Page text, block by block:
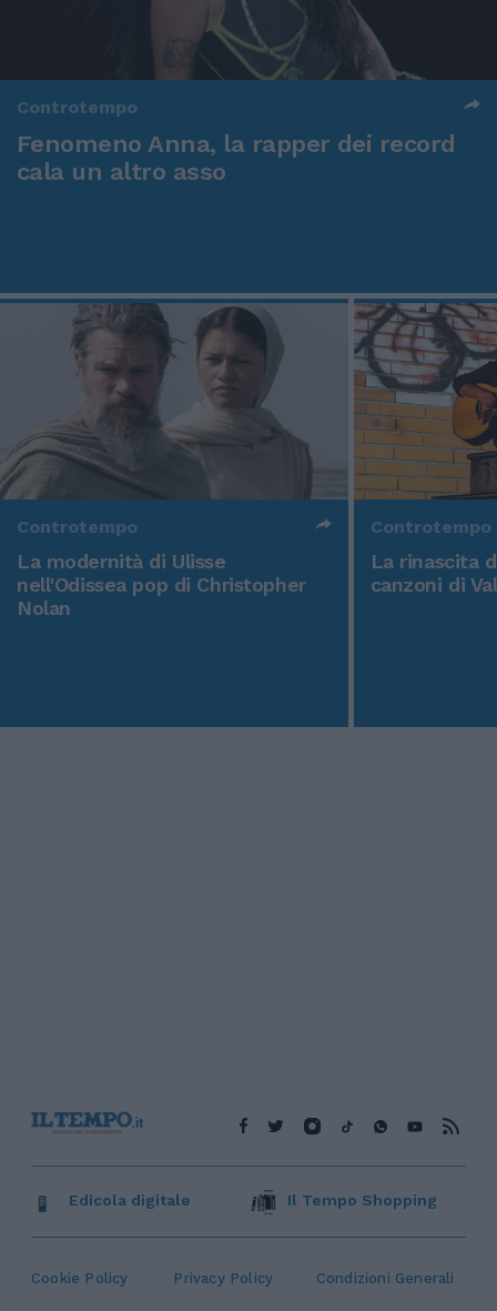
Controtempo
Fenomeno Anna, la rapper dei record
cala un altro asso
Controtempo
La modernità di Ulisse
nell'Odissea pop di Christopher
Nolan
Controtempo
La rinascita
canzoni di
Cookie Policy Privacy Policy Condizioni Generali
Edicola digitale Il Tempo Shopping